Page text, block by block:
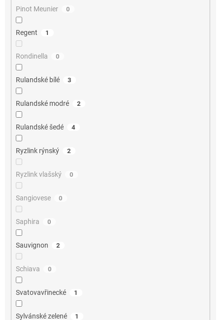
Pinot Meunier 0
Regent 1
Rondinella 0
Rulandské bílé 3
Rulandské modré 2
Rulandské šedé 4
Ryzlink rýnský 2
Ryzlink vlašský 0
Sangiovese 0
Saphira 0
Sauvignon 2
Schiava 0
Svatovavřinecké 1
Sylvánské zelené 1